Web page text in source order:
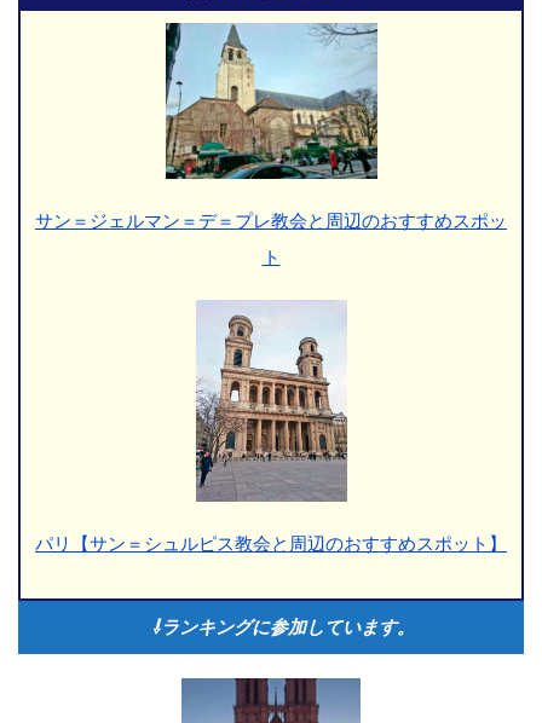
サン＝ジェルマン＝デ＝プレ教会と周辺のおすすめスポッ
ト
パリ【サン＝シュルピス教会と周辺のおすすめスポット】
⇩ランキングに参加しています。